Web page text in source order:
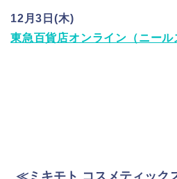
12月3日(木)
東急百貨店オンライン（ニール